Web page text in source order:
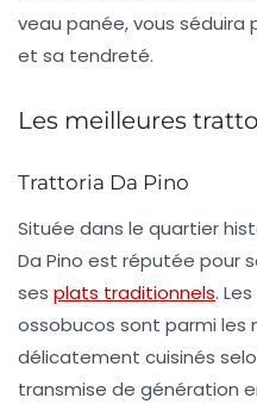
veau panée, vous
et sa tendreté.
Les meilleures
Trattoria Da Pino
Située dans le quartier
Da Pino est réputée pour
ses plats traditionnels.
ossobucos sont parmi les
délicatement cuisinés
transmise de génération